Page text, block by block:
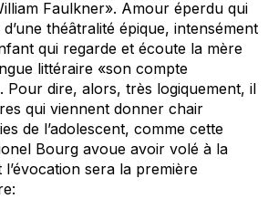
Faulkner». Amour éperdu qui
théâtralité épique, intensément
qui regarde et écoute la mère
littéraire «son compte
Pour dire, alors, très logiquement, il
qui viennent donner chair
de l’adolescent, comme cette
Bourg avoue avoir volé à la
sera la première